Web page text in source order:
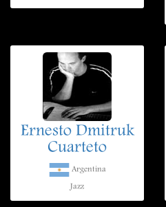
Ernesto Dmitruk
Cuarteto
Argentina
Jazz